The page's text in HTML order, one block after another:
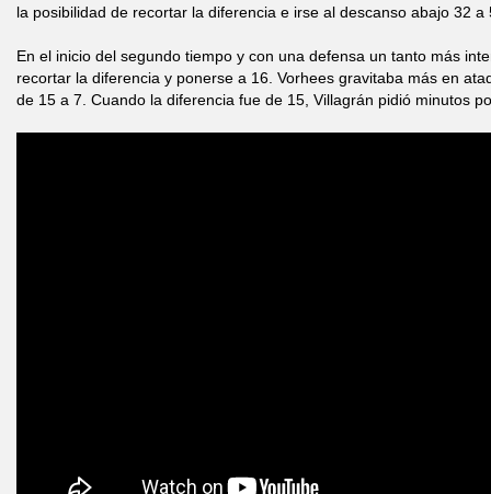
la posibilidad de recortar la diferencia e irse al descanso abajo 32 a
En el inicio del segundo tiempo y con una defensa un tanto más
recortar la diferencia y ponerse a 16. Vorhees gravitaba más en
de 15 a 7. Cuando la diferencia fue de 15, Villagrán pidió minutos